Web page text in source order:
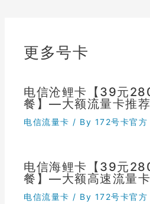
更多号卡
电信沧鲤卡【39元
餐】—大额流量卡推荐
电信流量卡 / By 172号卡官方
电信海鲤卡【39元
餐】—大额高速流量
电信流量卡 / By 172号卡官方